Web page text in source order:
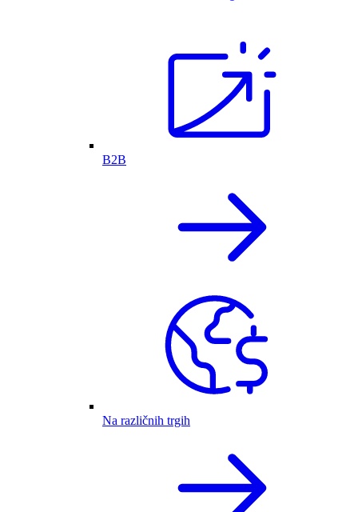
B2B
Na različnih trgih